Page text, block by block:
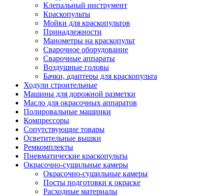
Клепальный инструмент
Краскопульты
Мойки для краскопультов
Принадлежности
Манометры на краскопульт
Сварочное оборудование
Сварочные аппараты
Воздушные головы
Бачки, адаптеры для краскопульта
Ходули строительные
Машины для дорожной разметки
Масло для окрасочных аппаратов
Полировальные машинки
Компрессоры
Сопутствующие товары
Осветительные вышки
Ремкомплекты
Пневматические краскопульты
Окрасочно-сушильные камеры
Окрасочно-сушильные камеры
Посты подготовки к окраске
Расходные материалы